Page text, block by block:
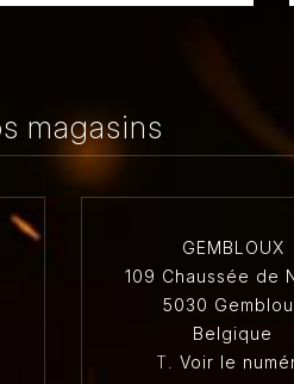
magasins
GEMBLOUX
109 Chaussée de
5030
Belgique
T. Voir le